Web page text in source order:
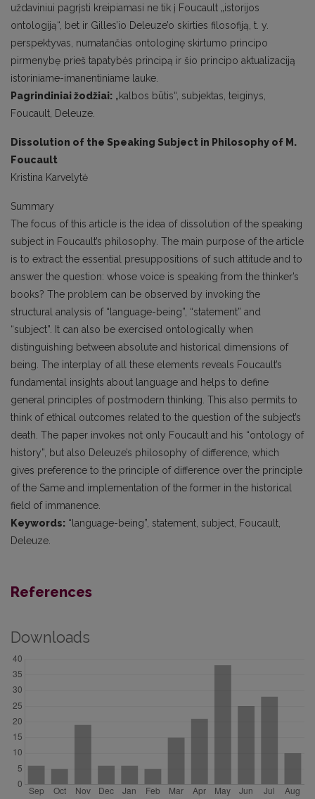
uždaviniui pagrįsti kreipiamasi ne tik į Foucault „istorijos
ontologiją“, bet ir Gilles’io Deleuze’o skirties filosofiją, t. y.
perspektyvas, numatančias ontologinę skirtumo principo
pirmenybę prieš tapatybės principą ir šio principo aktualizaciją
istoriniame-imanentiniame lauke.
Pagrindiniai žodžiai: „kalbos būtis“, subjektas, teiginys,
Foucault, Deleuze.
Dissolution of the Speaking Subject in Philosophy of M.
Foucault
Kristina Karvelytė
Summary
The focus of this article is the idea of dissolution of the speaking
subject in Foucault’s philosophy. The main purpose of the article
is to extract the essential presuppositions of such attitude and to
answer the question: whose voice is speaking from the thinker’s
books? The problem can be observed by invoking the
structural analysis of “language-being”, “statement” and
“subject”. It can also be exercised ontologically when
distinguishing between absolute and historical dimensions of
being. The interplay of all these elements reveals Foucault’s
fundamental insights about language and helps to define
general principles of postmodern thinking. This also permits to
think of ethical outcomes related to the question of the subject’s
death. The paper invokes not only Foucault and his “ontology of
history”, but also Deleuze’s philosophy of difference, which
gives preference to the principle of difference over the principle
of the Same and implementation of the former in the historical
field of immanence.
Keywords: “language-being”, statement, subject, Foucault,
Deleuze.
References
Downloads